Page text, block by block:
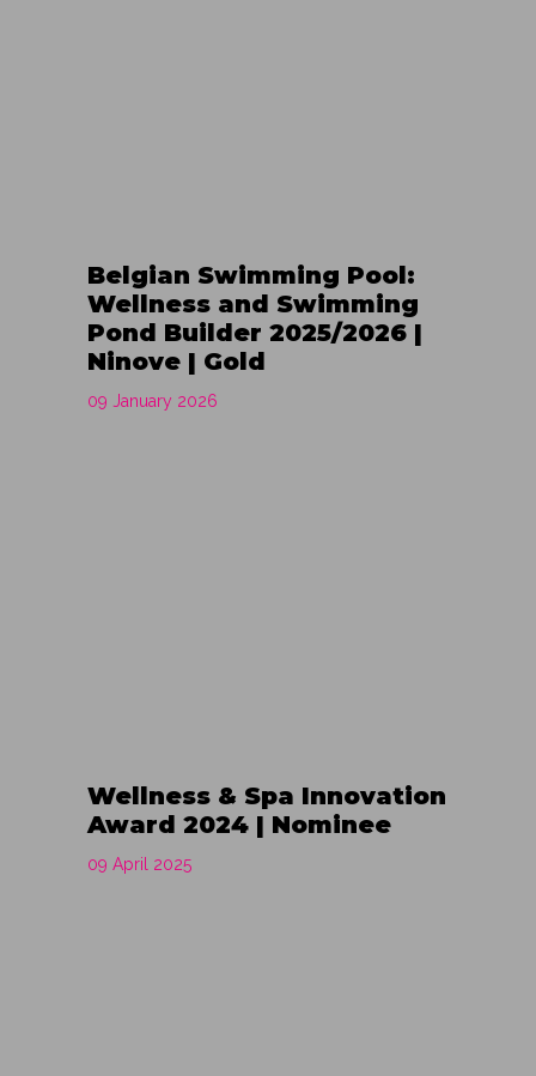
Belgian Swimming Pool:
Wellness and Swimming
Pond Builder 2025/2026 |
Ninove | Gold
09 January 2026
Wellness & Spa Innovation
Award 2024 | Nominee
09 April 2025